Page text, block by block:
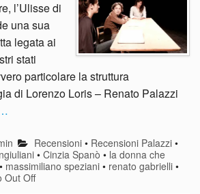
l’Ulisse di
una sua
legata ai
stati
particolare la struttura
di Lorenzo Loris – Renato Palazzi
Recensioni• Recensioni Palazzi•
•Cinzia Spanò • la donna che
• massimiliano speziani • renato gabrielli •
Out Off